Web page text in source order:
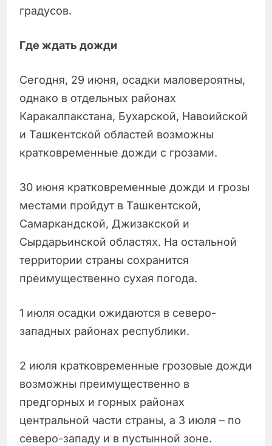
градусов.
Где ждать дожди
Сегодня, 29 июня, осадки маловероятны,
однако в отдельных районах
Каракалпакстана, Бухарской, Навоийской
и Ташкентской областей возможны
кратковременные дожди с грозами.
30 июня кратковременные дожди и грозы
местами пройдут в Ташкентской,
Самаркандской, Джизакской и
Сырдарьинской областях. На остальной
территории страны сохранится
преимущественно сухая погода.
1 июля осадки ожидаются в северо-
западных районах республики.
2 июля кратковременные грозовые дожди
возможны преимущественно в
предгорных и горных районах
центральной части страны, а 3 июля – по
северо-западу и в пустынной зоне.